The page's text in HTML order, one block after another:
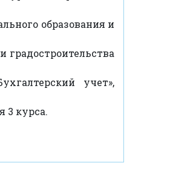
образования и
градостроительства
учет»,
3 курса.